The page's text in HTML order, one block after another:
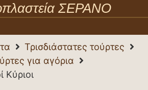
ΣΕΡΑΝΟ
Τρισδιάστατες τούρτες
για αγόρια
Κύριοι